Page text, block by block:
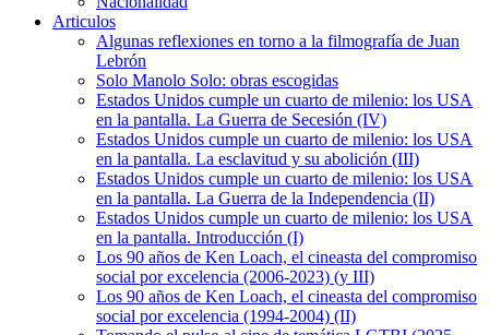
Articulos
Algunas reflexiones en torno a la filmografía de Juan
Lebrón
Solo Manolo Solo: obras escogidas
Estados Unidos cumple un cuarto de milenio: los USA
en la pantalla. La Guerra de Secesión (IV)
Estados Unidos cumple un cuarto de milenio: los USA
en la pantalla. La esclavitud y su abolición (III)
Estados Unidos cumple un cuarto de milenio: los USA
en la pantalla. La Guerra de la Independencia (II)
Estados Unidos cumple un cuarto de milenio: los USA
en la pantalla. Introducción (I)
Los 90 años de Ken Loach, el cineasta del compromiso
social por excelencia (2006-2023) (y III)
Los 90 años de Ken Loach, el cineasta del compromiso
social por excelencia (1994-2004) (II)